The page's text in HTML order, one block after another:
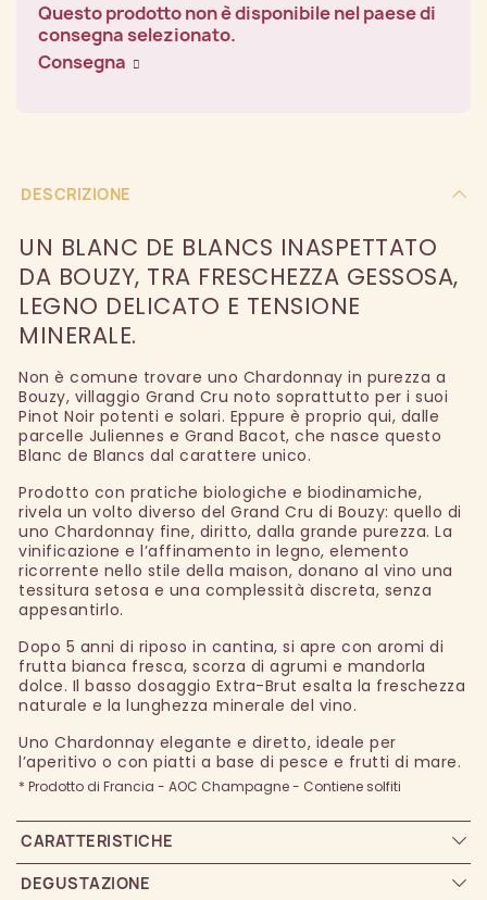
Questo prodotto non è disponibile nel paese di
consegna selezionato.
Consegna
DESCRIZIONE
UN BLANC DE BLANCS INASPETTATO
DA BOUZY, TRA FRESCHEZZA GESSOSA,
LEGNO DELICATO E TENSIONE
MINERALE.
Non è comune trovare uno Chardonnay in purezza a
Bouzy, villaggio Grand Cru noto soprattutto per i suoi
Pinot Noir potenti e solari. Eppure è proprio qui, dalle
parcelle Juliennes e Grand Bacot, che nasce questo
Blanc de Blancs dal carattere unico.
Prodotto con pratiche biologiche e biodinamiche,
rivela un volto diverso del Grand Cru di Bouzy: quello di
uno Chardonnay fine, diritto, dalla grande purezza. La
vinificazione e l’affinamento in legno, elemento
ricorrente nello stile della maison, donano al vino una
tessitura setosa e una complessità discreta, senza
appesantirlo.
Dopo 5 anni di riposo in cantina, si apre con aromi di
frutta bianca fresca, scorza di agrumi e mandorla
dolce. Il basso dosaggio Extra-Brut esalta la freschezza
naturale e la lunghezza minerale del vino.
Uno Chardonnay elegante e diretto, ideale per
l’aperitivo o con piatti a base di pesce e frutti di mare.
* Prodotto di Francia - AOC Champagne - Contiene solfiti
CARATTERISTICHE
DEGUSTAZIONE